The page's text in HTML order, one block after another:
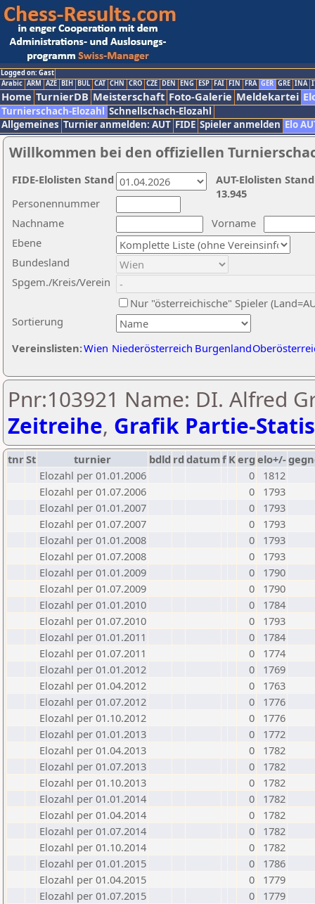
Logged on: Gast
Arabic ARM AZE BIH BUL CAT CHN CRO CZE DEN ENG ESP FAI FIN FRA GER GRE INA
Home TurnierDB Meisterschaft Foto-Galerie Meldekartei
Turnierschach-Elozahl Schnellschach-Elozahl
Allgemeines Turnier anmelden: AUT FIDE Spieler anmelden Elo
Willkommen bei den offiziellen
Nachname
Vorname
Ebene
Sortierung
Personennummer
Bundesland
Spgem./Kreis/Verein
Nur "österreichische" Spieler
Vereinslisten:Wien Niederösterreich Burgenland
AUT-Elolisten
13.945
FIDE-Elolisten Stand
Pnr:103921 Name: DI. Alfred
Zeitreihe, Grafik Partie-
tnrSt turnier bdld rd datumf Kerg elo+/-
Elozahl per 01.01.2006
0
1812
Elozahl per 01.07.2006
0
1793
Elozahl per 01.01.2007
0
1793
Elozahl per 01.07.2007
0
1793
Elozahl per 01.01.2008
0
1793
Elozahl per 01.07.2008
0
1793
Elozahl per 01.01.2009
0
1790
Elozahl per 01.07.2009
0
1790
Elozahl per 01.01.2010
0
1784
Elozahl per 01.07.2010
0
1793
Elozahl per 01.01.2011
0
1784
Elozahl per 01.07.2011
0
1774
Elozahl per 01.01.2012
0
1769
Elozahl per 01.04.2012
0
1763
Elozahl per 01.07.2012
0
1776
Elozahl per 01.10.2012
0
1776
Elozahl per 01.01.2013
0
1772
Elozahl per 01.04.2013
0
1782
Elozahl per 01.07.2013
0
1782
Elozahl per 01.10.2013
0
1782
Elozahl per 01.01.2014
0
1782
Elozahl per 01.04.2014
0
1782
Elozahl per 01.07.2014
0
1782
Elozahl per 01.10.2014
0
1782
Elozahl per 01.01.2015
0
1786
Elozahl per 01.04.2015
0
1779
Elozahl per 01.07.2015
0
1779